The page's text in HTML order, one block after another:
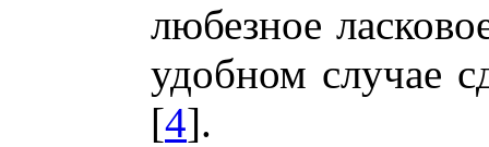
любезное
удобном случае
[4].